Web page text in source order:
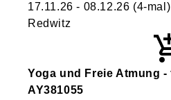
17.11.26 - 08.12.26 (4-mal)
Redwitz
Yoga und Freie Atmung
AY381055